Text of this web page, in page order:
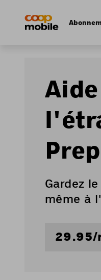
Navigation
principale
Gardez
même à
29.95/